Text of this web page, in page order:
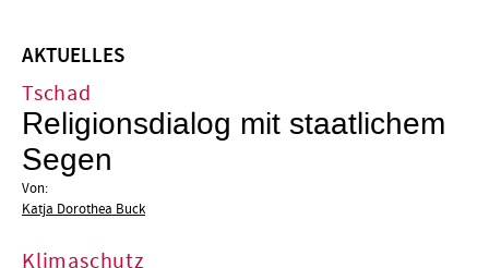
AKTUELLES
Tschad
Religionsdialog mit staatlichem
Segen
Von:
Katja Dorothea Buck
Klimaschutz